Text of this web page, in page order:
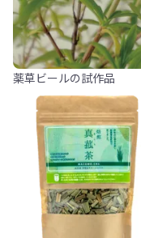
薬草ビールの試作品